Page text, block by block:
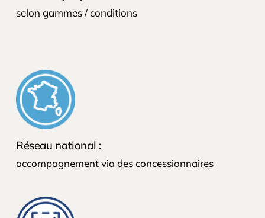
selon gammes / conditions
Réseau national :
accompagnement via des concessionnaires